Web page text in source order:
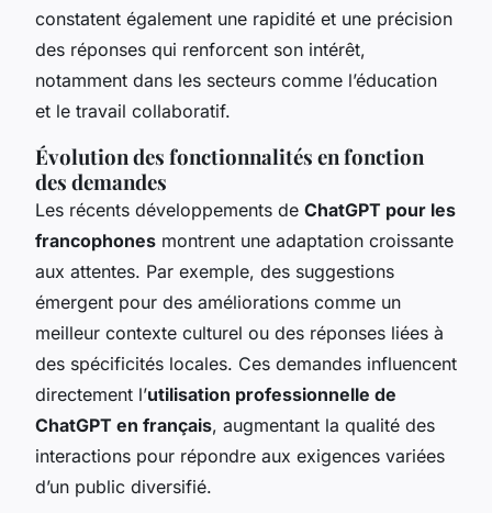
constatent également une rapidité et une précision
des réponses qui renforcent son intérêt,
notamment dans les secteurs comme l’éducation
et le travail collaboratif.
Évolution des fonctionnalités en fonction
des demandes
Les récents développements de ChatGPT pour les
francophones montrent une adaptation croissante
aux attentes. Par exemple, des suggestions
émergent pour des améliorations comme un
meilleur contexte culturel ou des réponses liées à
des spécificités locales. Ces demandes influencent
directement l’utilisation professionnelle de
ChatGPT en français, augmentant la qualité des
interactions pour répondre aux exigences variées
d’un public diversifié.